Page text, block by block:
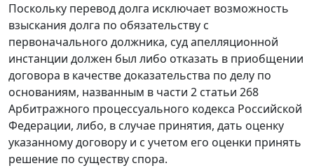
Поскольку перевод долга исключает возможность
взыскания долга по обязательству с
первоначального должника, суд апелляционной
инстанции должен был либо отказать в приобщении
договора в качестве доказательства по делу по
основаниям, названным в части 2 статьи 268
Арбитражного процессуального кодекса Российской
Федерации, либо, в случае принятия, дать оценку
указанному договору и с учетом его оценки принять
решение по существу спора.